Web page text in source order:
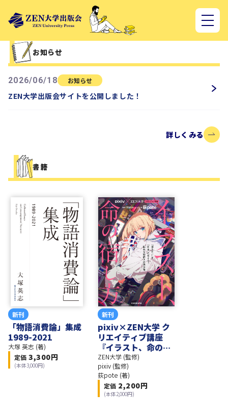
お知らせ
2026/06/18 お知らせ
ZEN大学出版会サイトを公開しました！
詳しくみる
書籍
新刊
「物語消費論」集成
1989-2021
大塚 英志 (著)
定価 3,300円
(本体3,000円)
新刊
pixiv×ZEN大学 ク
リエイティブ講座
『イラスト、命の宿
し方』「描きたい」
を「仕事」に変え
る！ 悩める絵描きの
処方箋
ZEN大学 (監修)
pixiv (監修)
荻pote (著)
定価 2,200円
(本体2,000円)